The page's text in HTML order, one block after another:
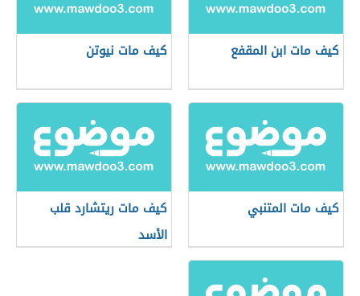
كيف مات ابن المقفع كيف مات نيوتن
كيف مات المتنبي
كيف مات ريتشارد قلب
الأسد